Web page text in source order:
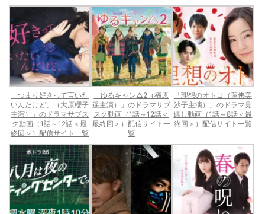
「つまり好きって言いた
いんだけど、（大原櫻子
主演）」のドラマサブス
ク動画（1話～12話＜最
終回＞）配信サイト一覧
「ゆるキャン△2（福原
遥主演）」のドラマサブ
スク動画（1話～12話＜
最終回＞）配信サイト一
覧
「理想のオトコ（蓮佛美
沙子主演）」のドラマ見
逃し動画（1話～8話＜最
終回＞）配信サイト一覧